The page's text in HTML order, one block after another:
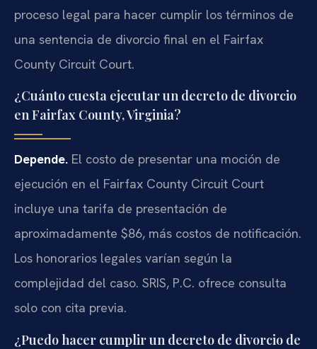
proceso legal para hacer cumplir los términos de
una sentencia de divorcio final en el Fairfax
County Circuit Court.
¿Cuánto cuesta ejecutar un decreto de divorcio
en Fairfax County, Virginia?
Depende. El costo de presentar una moción de
ejecución en el Fairfax County Circuit Court
incluye una tarifa de presentación de
aproximadamente $86, más costos de notificación.
Los honorarios legales varían según la
complejidad del caso. SRIS, P.C. ofrece consulta
solo con cita previa.
¿Puedo hacer cumplir un decreto de divorcio de